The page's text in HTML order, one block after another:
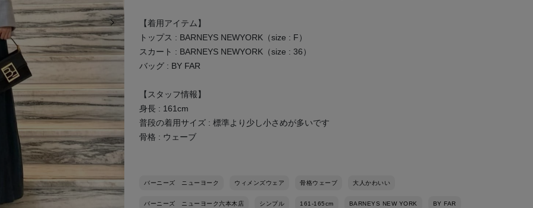
次の画像
【着用アイテム】
トップス : BARNEYS NEWYORK（size : F）
スカート : BARNEYS NEWYORK（size : 36）
バッグ : BY FAR
【スタッフ情報】
身長 : 161cm
普段の着用サイズ : 標準より少し小さめが多いです
骨格 : ウェーブ
バーニーズ ニューヨーク ウィメンズウェア 骨格ウェーブ 大人かわいい
バーニーズ ニューヨーク六本木店 シンプル 161-165cm BARNEYS NEW YORK BY FAR